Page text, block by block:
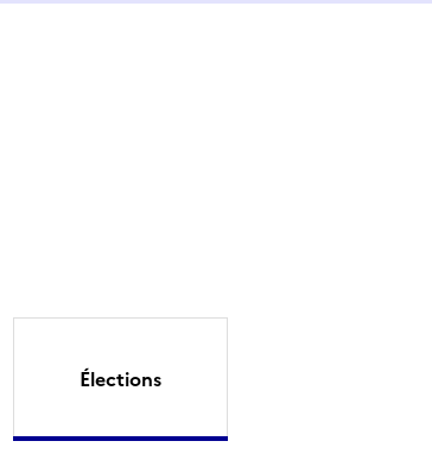
Élections